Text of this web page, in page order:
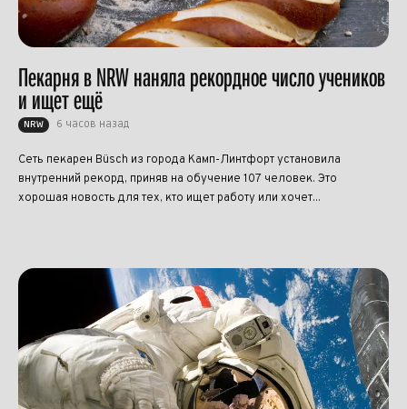
Пекарня в NRW наняла рекордное число учеников
и ищет ещё
NRW 6 часов назад
Сеть пекарен Büsch из города Камп-Линтфорт установила
внутренний рекорд, приняв на обучение 107 человек. Это
хорошая новость для тех, кто ищет работу или хочет...